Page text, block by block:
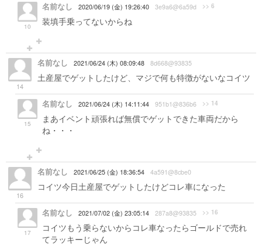
10
名前なし 2020/06/19 (金) 19:26:40 3e9a6@6a59d >> 6
装填手乗ってないからね
14
名前なし 2021/06/24 (木) 08:09:48 8d668@93835
土産屋でゲットしたけど、マジで何も特徴がないなコイツ
15
名前なし 2021/06/24 (木) 14:11:44 951b1@836b6 >> 14
まあイベント頑張れば無償でゲットできた車両だから
ね・・・
16
名前なし 2021/06/25 (金) 18:36:54 4a591@8cbe0
コイツ今日土産屋でゲットしたけどコレ車になった
17
名前なし 2021/07/02 (金) 23:05:14 287a8@93835 >> 16
コイツもう乗らないからコレ車なったらゴールドで売れ
てラッキーじゃん